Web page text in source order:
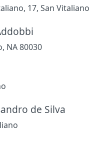
17, San Vitaliano
NA 80030
de Silva